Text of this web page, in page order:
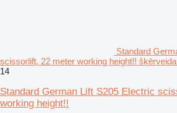
Standard
scissorlift, 22 meter working height!!
14
Standard German Lift S205 Electric
working height!!